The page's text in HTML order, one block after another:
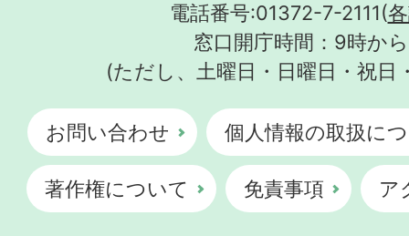
電話番号:01372-7-2111(
窓口開庁時間：9時か
(ただし、土曜日・日曜日・祝日
お問い合わせ 個人情報の取扱に
著作権について 免責事項 ア